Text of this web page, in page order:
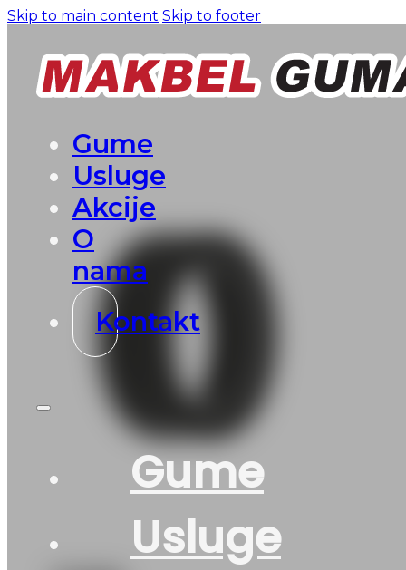
Skip to main content Skip to footer
Gume
Usluge
Akcije
O
nama
Kontakt
Gume
Usluge